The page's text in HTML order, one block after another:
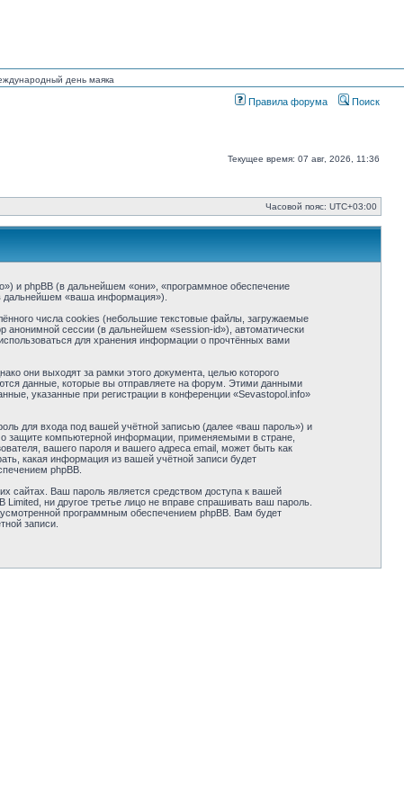
день маяка
Правила форума Поиск
Текущее время: 07 авг, 2026, 11:36
Часовой пояс: UTC+03:00
и phpBB (в дальнейшем «они», «программное обеспечение
дальнейшем «ваша информация»).
числа cookies (небольшие текстовые файлы, загружаемые
анонимной сессии (в дальнейшем «session-id»), автоматически
для хранения информации о прочтённых вами
они выходят за рамки этого документа, целью которого
данные, которые вы отправляете на форум. Этими данными
указанные при регистрации в конференции «Sevastopol.info»
для входа под вашей учётной записью (далее «ваш пароль») и
защите компьютерной информации, применяемыми в стране,
вашего пароля и вашего адреса email, может быть как
какая информация из вашей учётной записи будет
phpBB.
сайтах. Ваш пароль является средством доступа к вашей
ни другое третье лицо не вправе спрашивать ваш пароль.
программным обеспечением phpBB. Вам будет
записи.